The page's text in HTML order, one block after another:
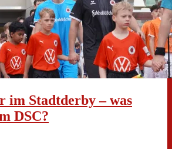
im Stadtderby – was
DSC?